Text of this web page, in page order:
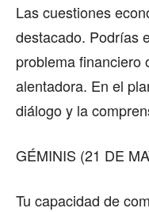
Las cuestiones
destacado. Podrías
problema financiero
alentadora. En el
diálogo y la
GÉMINIS (21 DE
Tu capacidad de